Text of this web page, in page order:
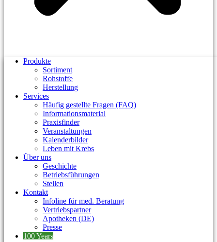
Produkte
Sortiment
Rohstoffe
Herstellung
Services
Häufig gestellte Fragen (FAQ)
Informationsmaterial
Praxisfinder
Veranstaltungen
Kalenderbilder
Leben mit Krebs
Über uns
Geschichte
Betriebsführungen
Stellen
Kontakt
Infoline für med. Beratung
Vertriebspartner
Apotheken (DE)
Presse
100 Years